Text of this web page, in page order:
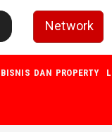
Network
DAN PROPERTY